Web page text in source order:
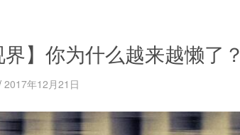
界】你为什么越来越懒了？
2017年12月21日